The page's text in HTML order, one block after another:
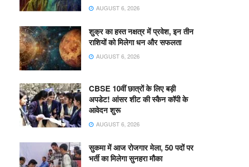
AUGUST 6, 2026
शुक्र का हस्त नक्षत्र में प्रवेश, इन तीन
राशियों को मिलेगा धन और सफलता
AUGUST 6, 2026
CBSE 10वीं छात्रों के लिए बड़ी
अपडेट! आंसर शीट की स्कैन कॉपी के
आवेदन शुरू
AUGUST 6, 2026
सुकमा में आज रोजगार मेला, 50 पदों पर
भर्ती का मिलेगा सुनहरा मौका